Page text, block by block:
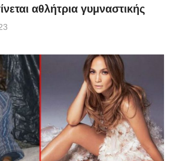
αθλήτρια γυμναστικής